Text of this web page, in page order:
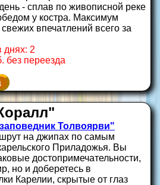
- сплав по живописной реке
у костра. Максимум
впечатлений всего за
днях: 2
без переезда
Толвоярви"
на джипах по самым
Приладожья. Вы
достопримечательности,
но и доберетесь в
Карелии, скрытые от глаз